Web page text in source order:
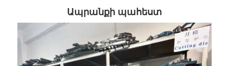
Ապրանքի պահեստ